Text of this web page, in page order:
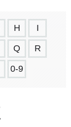
H I
Q R
0-9